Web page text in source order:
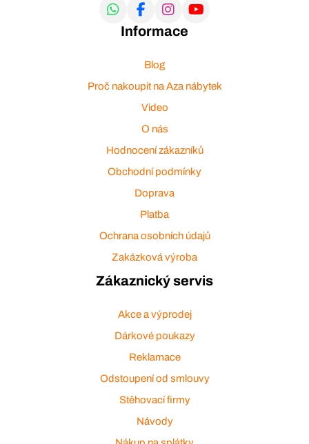
Informace
Blog
Proč nakoupit na Aza nábytek
Video
O nás
Hodnocení zákazníků
Obchodní podmínky
Doprava
Platba
Ochrana osobních údajů
Zakázková výroba
Zákaznický servis
Akce a výprodej
Dárkové poukazy
Reklamace
Odstoupení od smlouvy
Stěhovací firmy
Návody